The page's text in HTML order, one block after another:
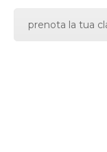
prenota la tua